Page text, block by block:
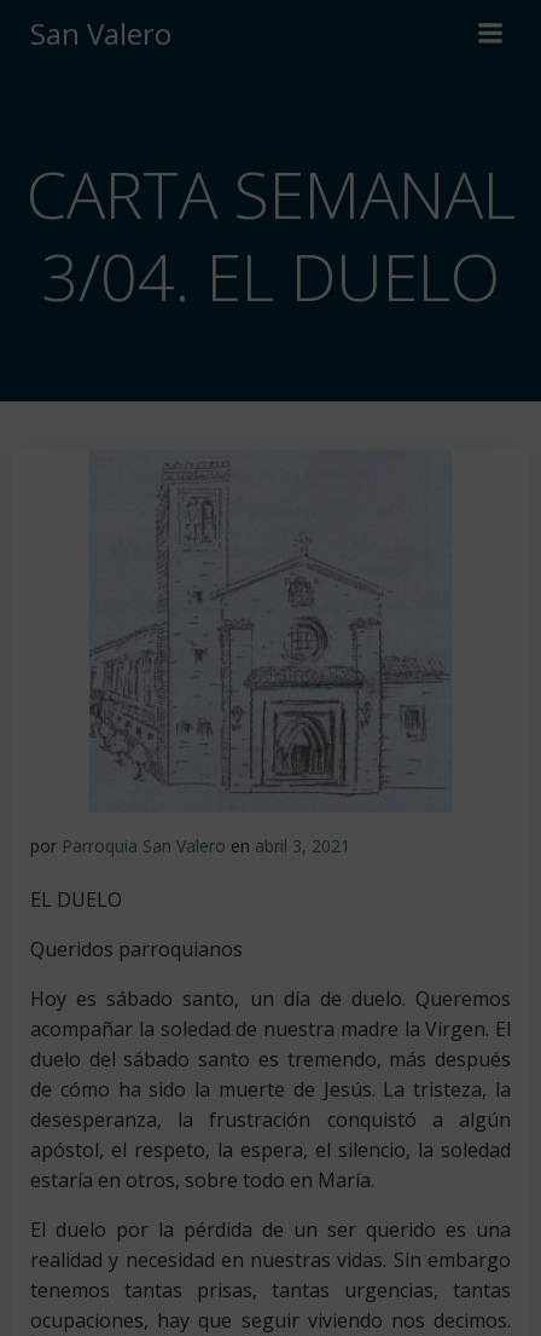
San Valero
CARTA SEMANAL
3/04. EL DUELO
por Parroquia San Valero en abril 3, 2021
EL DUELO
Queridos parroquianos
Hoy es sábado santo, un día de duelo. Queremos
acompañar la soledad de nuestra madre la Virgen. El
duelo del sábado santo es tremendo, más después
de cómo ha sido la muerte de Jesús. La tristeza, la
desesperanza, la frustración conquistó a algún
apóstol, el respeto, la espera, el silencio, la soledad
estaría en otros, sobre todo en María.
El duelo por la pérdida de un ser querido es una
realidad y necesidad en nuestras vidas. Sin embargo
tenemos tantas prisas, tantas urgencias, tantas
ocupaciones, hay que seguir viviendo nos decimos.